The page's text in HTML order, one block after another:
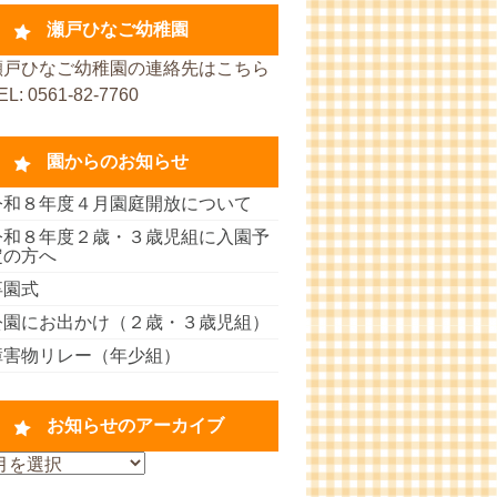
瀬戸ひなご幼稚園
戸ひなご幼稚園の連絡先はこちら
0561-82-7760
園からのお知らせ
和８年度４月園庭開放について
和８年度２歳・３歳児組に入園予
の方へ
園式
にお出かけ（２歳・３歳児組）
物リレー（年少組）
お知らせのアーカイブ